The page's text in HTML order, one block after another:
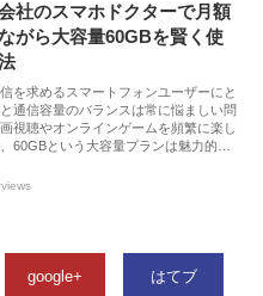
社のスマホドクターで月額
がら大容量60GBを賢く使
を求めるスマートフォンユーザーにと
通信容量のバランスは常に悩ましい問
視聴やオンラインゲームを頻繁に楽し
60GBという大容量プランは魅力的…
google+ はてブ